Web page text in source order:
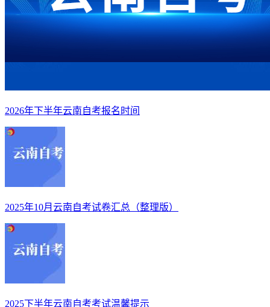
2026年下半年云南自考报名时间
2025年10月云南自考试卷汇总（整理版）
2025下半年云南自考考试温馨提示